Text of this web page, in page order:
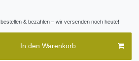
bestellen & bezahlen – wir versenden noch heute!
In den Warenkorb